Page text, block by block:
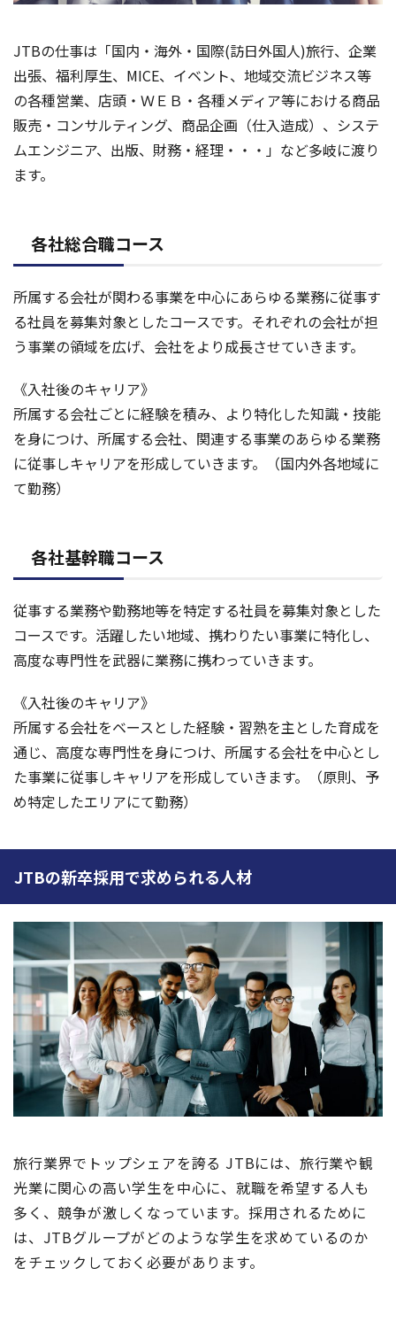
JTBの仕事は「国内・海外・国際(訪日外国人)旅行、企業
出張、福利厚生、MICE、イベント、地域交流ビジネス等
の各種営業、店頭・ＷＥＢ・各種メディア等における商品
販売・コンサルティング、商品企画（仕入造成）、システ
ムエンジニア、出版、財務・経理・・・」など多岐に渡り
ます。
各社総合職コース
所属する会社が関わる事業を中心にあらゆる業務に従事す
る社員を募集対象としたコースです。それぞれの会社が担
う事業の領域を広げ、会社をより成長させていきます。
《入社後のキャリア》
所属する会社ごとに経験を積み、より特化した知識・技能
を身につけ、所属する会社、関連する事業のあらゆる業務
に従事しキャリアを形成していきます。（国内外各地域に
て勤務）
各社基幹職コース
従事する業務や勤務地等を特定する社員を募集対象とした
コースです。活躍したい地域、携わりたい事業に特化し、
高度な専門性を武器に業務に携わっていきます。
《入社後のキャリア》
所属する会社をベースとした経験・習熟を主とした育成を
通じ、高度な専門性を身につけ、所属する会社を中心とし
た事業に従事しキャリアを形成していきます。（原則、予
め特定したエリアにて勤務）
JTBの新卒採用で求められる人材
旅行業界でトップシェアを誇る JTBには、旅行業や観
光業に関心の高い学生を中心に、就職を希望する人も
多く、 競争が激しくなっています。採用されるために
は、JTBグループがどのような学生を求めているのか
をチェックしておく必要があります。